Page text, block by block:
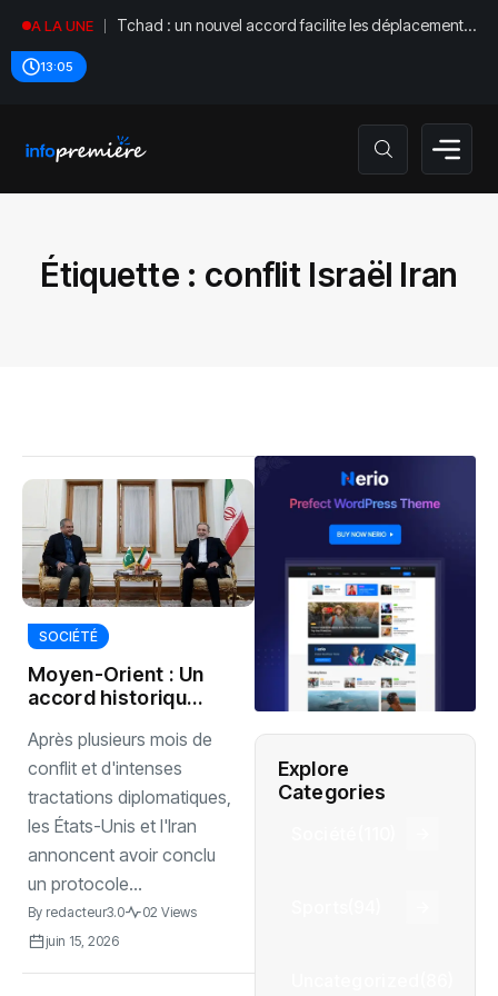
A LA UNE
Tchad : un nouvel accord facilite les déplacements
13:05
Étiquette : conflit Israël Iran
SOCIÉTÉ
Moyen-Orient : Un
accord historique
paix
Après plusieurs mois de
conflit et d'intenses
tractations diplomatiques,
les États-Unis et l'Iran
annoncent avoir conclu
un protocole...
By redacteur3.0
02 Views
juin 15, 2026
Explore
Categories